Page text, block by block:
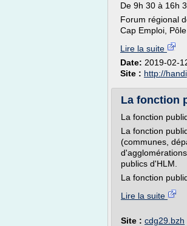
De 9h 30 à 16h
Forum régional
Cap Emploi,
Lire la suite
Date: 2019-02-
Site : http://
La fonction
La fonction
La fonction
(communes,
publics d'HLM.
La fonction
Lire la suite
Site : cdg29.bzh